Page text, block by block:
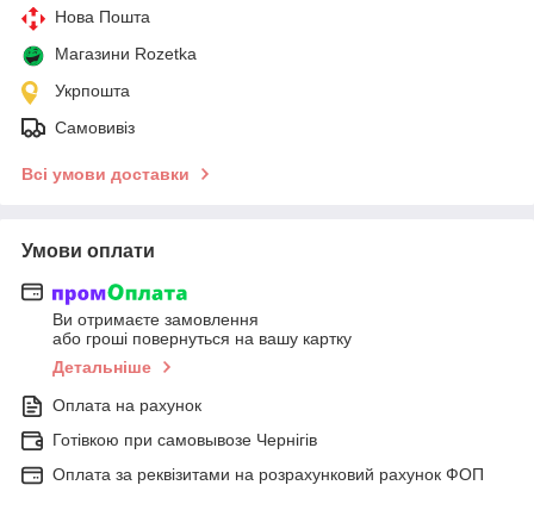
Нова Пошта
Магазини Rozetka
Укрпошта
Самовивіз
Всі умови доставки
Умови оплати
Ви отримаєте замовлення
або гроші повернуться на вашу картку
Детальніше
Оплата на рахунок
Готівкою при самовывозе Чернігів
Оплата за реквізитами на розрахунковий рахунок ФОП